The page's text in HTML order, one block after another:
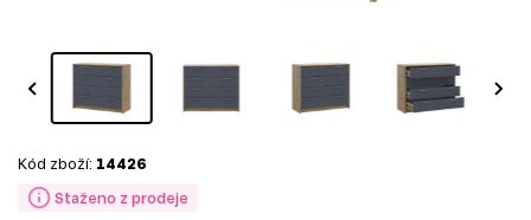
Staženo z prodeje
Kód zboží: 14426